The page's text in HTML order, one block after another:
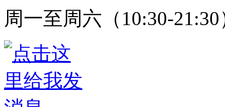
周一至周六（10:30-21:30